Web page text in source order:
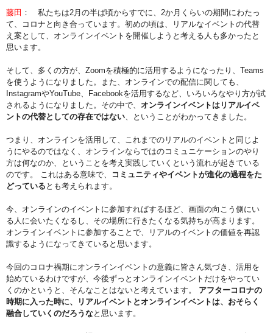
藤田 ： 私たちは2月の半ば頃からすでに、2か月くらいの期間にわたっ
て、コロナと向き合っています。初めの頃は、リアルなイベントの代替
え案として、オンラインイベントを開催しようと考える人も多かったと
思います。
そして、多くの方が、Zoomを積極的に活用するようになったり、Teams
を使うようになりました。また、オンラインでの配信に関しても、
InstagramやYouTube、Facebookを活用するなど、いろいろなやり方が試
されるようになりました。その中で、 オンラインイベントはリアルイベ
ントの代替としての存在ではない、ということがわかってきました。
つまり、オンラインを活用して、これまでのリアルのイベントと同じよ
うにやるのではなく、オンラインならではのコミュニケーションのやり
方は何なのか、ということを考え実践していくという流れが起きている
のです。 これはある意味で、
コミュニティやイベントが進化の過程をた
どっている とも考えられます。
今、オンラインのイベントに参加すればするほど、画面の向こう側にい
る人に会いたくなるし、その場所に行きたくなる気持ちが高まります。
オンラインイベントに参加することで、リアルのイベントの価値を再認
識するようになってきていると思います。
今回のコロナ禍期にオンラインイベントの意義に皆さん気づき、活用を
始めているわけですが、今後ずっとオンラインイベントだけをやってい
くのかというと、そんなことはないと考えています。 アフターコロナの
時期に入った時に、リアルイベントとオンラインイベントは、おそらく
融合していくのだろうなと思います。